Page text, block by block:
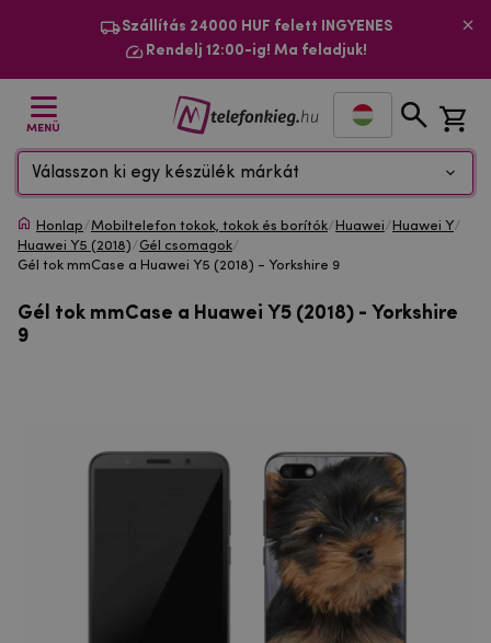
Szállítás 24000 HUF felett INGYENES
Rendelj 12:00-ig! Ma feladjuk!
MENÜ
Válasszon ki egy készülék márkát
Honlap/Mobiltelefon tokok, tokok és borítók/ Huawei/ Huawei Y/
Huawei Y5 (2018)/Gél csomagok/
Gél tok mmCase a Huawei Y5 (2018) - Yorkshire 9
Gél tok mmCase a Huawei Y5 (2018) - Yorkshire
9